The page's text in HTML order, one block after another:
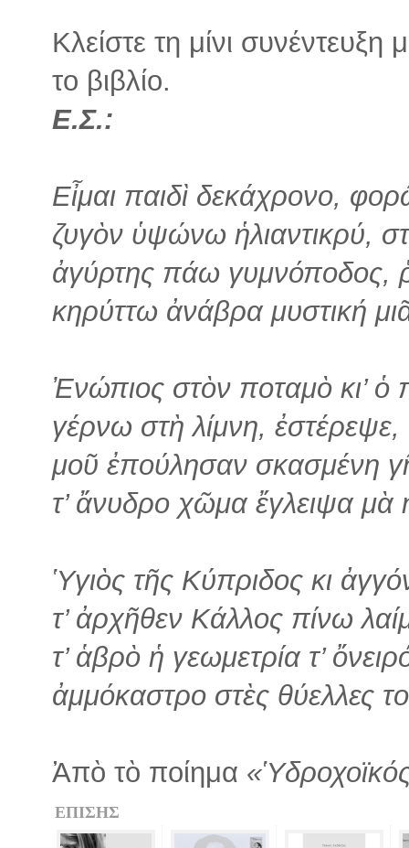
Κλείστε τη μίνι
το βιβλίο.
Ε.Σ.:
Εἶμαι παιδὶ δεκάχρονο,
ζυγὸν ὑψώνω ἡλιαντικρύ,
ἀγύρτης πάω
κηρύττω ἀνάβρα μυστική
Ἐνώπιος στὸν ποταμὸ κι’ ὁ
γέρνω στὴ λίμνη,
μοῦ ἐπούλησαν σκασμένη
τ’ ἄνυδρο χῶμα ἔγλειψα μὰ
Ὑγιὸς τῆς Κύπριδος κι
τ’ ἀρχῆθεν Κάλλος πίνω
τ’ ἁβρὸ ἡ γεωμετρία τ’
ἀμμόκαστρο στὲς θύελλες
Ἀπὸ τὸ ποίημα
ΕΠΙΣΗΣ